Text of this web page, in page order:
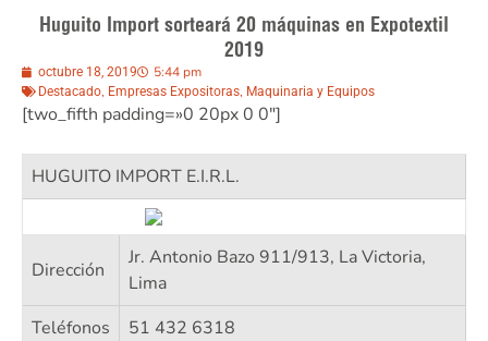
Huguito Import sorteará 20 máquinas en Expotextil
2019
octubre 18, 2019 5:44 pm
Destacado, Empresas Expositoras, Maquinaria y Equipos
[two_fifth padding=»0 20px 0 0″]
HUGUITO IMPORT E.I.R.L.
Dirección
Jr. Antonio Bazo 911/913, La Victoria,
Lima
Teléfonos
51 432 6318